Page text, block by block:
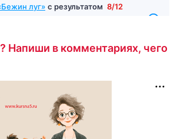
луг» с результатом 8/12
Напиши в комментариях, чего